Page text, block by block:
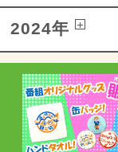
2024年